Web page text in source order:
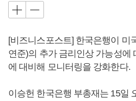
[비즈니스포스트] 한국은행이 미
연준)의 추가 금리인상 가능성에
에 대비해 모니터링을 강화한다.
이승헌 한국은행 부총재는 15일